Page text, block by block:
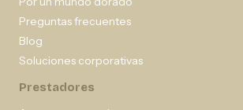
Preguntas frecuentes
Blog
Soluciones corporativas
Prestadores